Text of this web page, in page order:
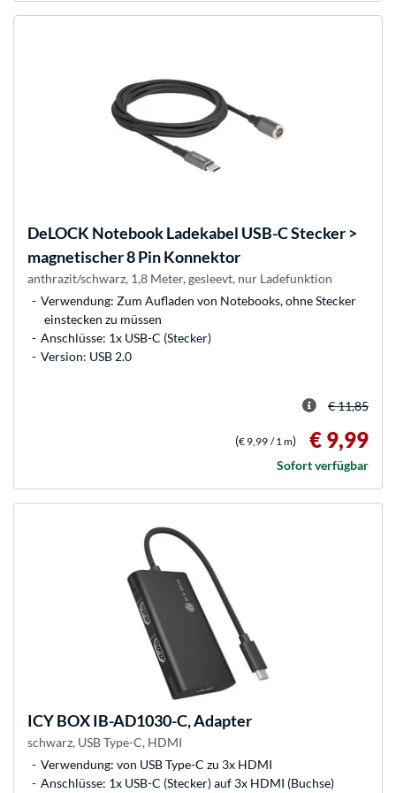
DeLOCK Notebook Ladekabel USB-C Stecker >
magnetischer 8 Pin Konnektor
anthrazit/schwarz, 1,8 Meter, gesleevt, nur Ladefunktion
Verwendung: Zum Aufladen von Notebooks, ohne Stecker
einstecken zu müssen
Anschlüsse: 1x USB-C (Stecker)
Version: USB 2.0
€ 11,85
(€ 9,99 / 1 m) € 9,99
Sofort verfügbar
ICY BOXIB-AD1030-C, Adapter
schwarz, USB Type-C, HDMI
Verwendung: von USB Type-C zu 3x HDMI
Anschlüsse: 1x USB-C (Stecker) auf 3x HDMI (Buchse)